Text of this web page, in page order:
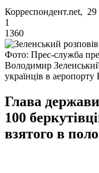
Корреспондент.net, 29
1
1360
Фото: Прес-служба
Володимир
українців в аеропорту
Глава
100
взятого в